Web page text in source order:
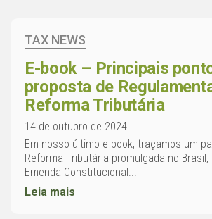
TAX NEWS
E-book – Principais
proposta de
Reforma Tributária
14 de outubro de 2024
Em nosso último e-book, traçamos um
Reforma Tributária promulgada no
Emenda Constitucional...
Leia mais